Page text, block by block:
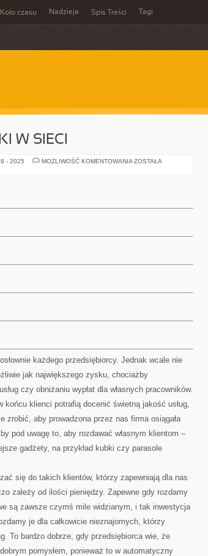
Koło czasu Nadzieja Spis Treści Tagi
W SIECI
- 2025 MOŻLIWOŚĆ KOMENTOWANIA NAJLEPSZE
ZOSTAŁA
każdego przedsiębiorcy. Jednak wcale nie
jak największego zysku, chociażby
czy obniżaniu wypłat dla własnych pracowników.
klienci potrafią docenić świetną jakość usług,
zrobić, aby prowadzona przez nas firma osiągała
pod uwagę to, aby rozdawać własnym klientom –
gadżety, na przykład kubki czy parasole
się do takich klientów, którzy zapewniają dla nas
zależy od ilości pieniędzy. Zapewne gdy rozdamy
są zawsze czymś mile widzianym, i tak inwestycja
je dla całkowicie nieznajomych, którzy
To bardzo dobrze, gdy przedsiębiorca wie, że
pomysłem, ponieważ to w automatyczny